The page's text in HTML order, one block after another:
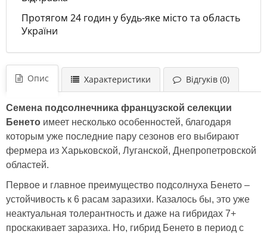
Протягом 24 годин у будь-яке місто та область
України
Опис Характеристики Відгуків (0)
Семена подсолнечника французской селекции
Бенето имеет несколько особенностей, благодаря
которым уже последние пару сезонов его выбирают
фермера из Харьковской, Луганской, Днепропетровской
областей.
Первое и главное преимущество подсолнуха Бенето –
устойчивость к 6 расам заразихи. Казалось бы, это уже
неактуальная толерантность и даже на гибридах 7+
проскакивает заразиха. Но, гибрид Бенето в период с